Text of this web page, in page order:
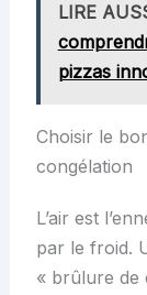
LIRE
pizzas
Choisir le
congélation
L’air est
par le froid.
« brûlure de